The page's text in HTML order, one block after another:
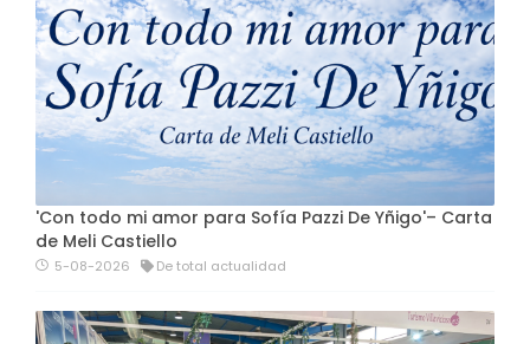
'Con todo mi amor para Sofía Pazzi De Yñigo'– Carta
de Meli Castiello
5-08-2026 De total actualidad